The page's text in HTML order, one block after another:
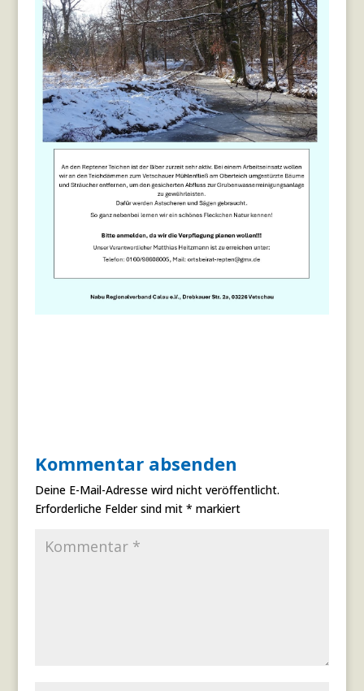
Kommentar absenden
Deine E-Mail-Adresse wird nicht veröffentlicht.
Erforderliche Felder sind mit * markiert